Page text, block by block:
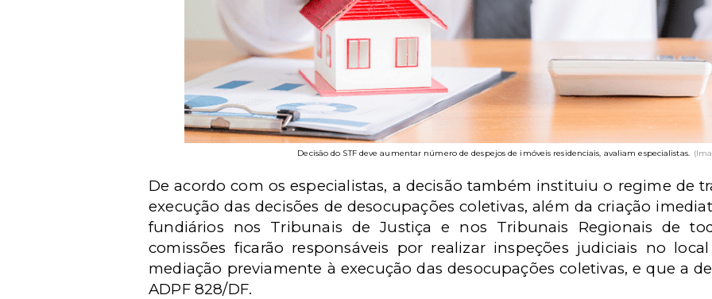
Decisão do STF deve aumentar número de despejos de imóveis residenciais, avaliam especialistas.
De acordo com os especialistas, a decisão também instituiu o regime de
execução das decisões de desocupações coletivas, além da criação
fundiários nos Tribunais de Justiça e nos Tribunais Regionais de
comissões ficarão responsáveis por realizar inspeções judiciais no
mediação previamente à execução das desocupações coletivas, e que a
ADPF 828/DF.